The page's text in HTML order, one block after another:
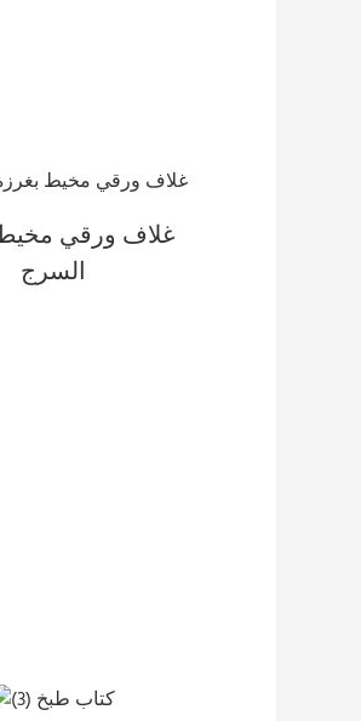
غلاف ورقي
السرج